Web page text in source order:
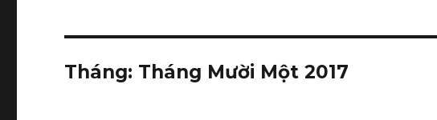
Tháng: Tháng Mười Một 2017